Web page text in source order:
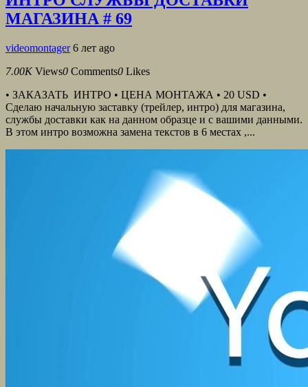
МАГАЗИНА # 69
videomontager 6 лет ago
7.00K Views0 Comments0 Likes
• ЗАКАЗАТЬ ИНТРО • ЦЕНА МОНТАЖА • 20 USD •
Сделаю начальную заставку (трейлер, интро) для магазина,
службы доставки как на данном образце и с вашими данными.
В этом интро возможна замена текстов в 6 местах ,...